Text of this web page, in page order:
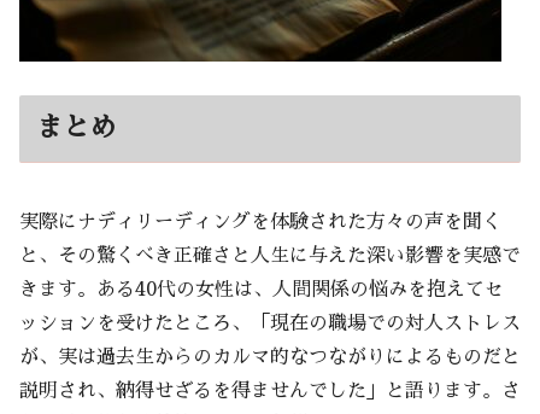
まとめ
実際にナディリーディングを体験された方々の声を聞く
と、その驚くべき正確さと人生に与えた深い影響を実感で
きます。ある40代の女性は、人間関係の悩みを抱えてセ
ッションを受けたところ、「現在の職場での対人ストレス
が、実は過去生からのカルマ的なつながりによるものだと
説明され、納得せざるを得ませんでした」と語ります。さ